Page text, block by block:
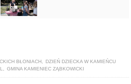
BŁONIACH
DZIEŃ DZIECKA W KAMIEŃCU
GMINA KAMIENIEC ZĄBKOWICKI